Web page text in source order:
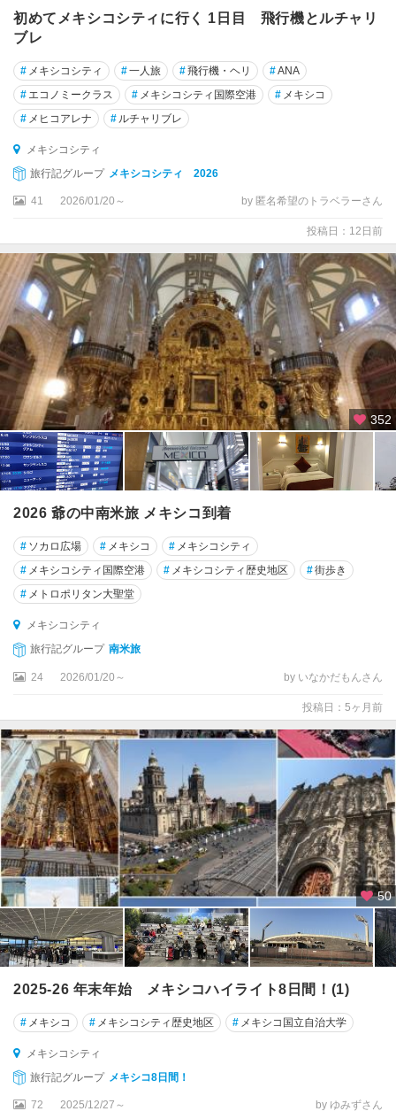
ラ
コ
タ
ル
パ
ン
ル
ー
カ
ク
ア
ロ
パ
パ
ン
ト
ラ
パ
レ
ン
ケ
跡
周
辺
ビ
ジ
ャ
エ
サ
プ
エ
ブ
ラ
プ
エ
ル
ト
・
エ
コ
ン
デ
ィ
ー
ド
初めてメキシコシティに行く 1日目 飛行機とルチャリ
ブレ
# メキシコシティ #一人旅 #飛行機・ヘリ #ANA
# エコノミークラス # メキシコシティ国際空港 # メキシコ
# メヒコアレナ # ルチャリブレ
メキシコシティ
旅行記グループ メキシコシティ 2026
41 2026/01/20～ by 匿名希望のトラベラーさん
投稿日：12日前
352
2026 爺の中南米旅 メキシコ到着
# ソカロ広場 # メキシコ # メキシコシティ
# メキシコシティ国際空港 # メキシコシティ歴史地区 #街歩き
# メトロポリタン大聖堂
メキシコシティ
旅行記グループ 南米旅
24 2026/01/20～ by いなかだもんさん
投稿日：5ヶ月前
50
2025-26 年末年始 メキシコハイライト8日間！(1)
# メキシコ # メキシコシティ歴史地区 # メキシコ国立自治大学
メキシコシティ
旅行記グループ メキシコ8日間！
72 2025/12/27～ by ゆみずさん